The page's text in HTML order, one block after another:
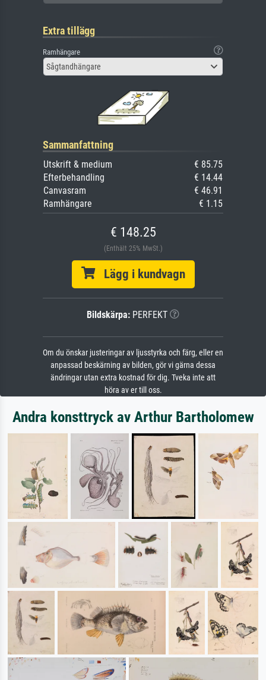
Extra tillägg
Ramhängare
Sågtandhängare
Sammanfattning
Utskrift & medium
€ 85.75
Efterbehandling
€ 14.44
Canvasram
€ 46.91
Ramhängare
€ 1.15
€ 148.25
(Enthält 25% MwSt.)
Lägg i kundvagn
Bildskärpa: PERFEKT
Om du önskar justeringar av ljusstyrka och färg, eller en
anpassad beskärning av bilden, gör vi gärna dessa
ändringar utan extra kostnad för dig. Tveka inte att
höra av er till oss.
Andra konsttryck av Arthur Bartholomew